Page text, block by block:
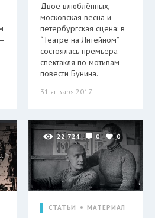
Двое влюблённых,
московская весна и
петербургская сцена: в
“Театре на Литейном”
состоялась премьера
спектакля по мотивам
повести Бунина.
31 января 2017
22 724 0 0
СТАТЬИ МАТЕРИАЛ